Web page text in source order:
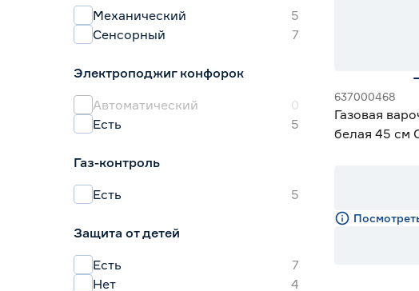
Механический
5
Сенсорный
7
Электроподжиг конфорок
Автоматический
0
Есть
5
Газ-контроль
Есть
5
Защита от детей
Есть
7
Нет
4
637000468
Газовая
белая 45 см